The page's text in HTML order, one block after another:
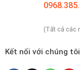
(Tất cả các
Kết nối với chúng tôi